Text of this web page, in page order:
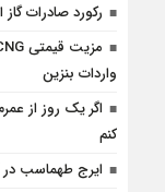
رکورد صادرات
واردات بنزین
اگر یک روز از
کنم
ایرج طهماسب در